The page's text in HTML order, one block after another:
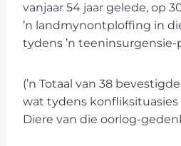
vanjaar 54 jaar gelede, op
’n landmynontploffing in
tydens ’n
(’n Totaal van 38
wat tydens konfliksituasies
Diere van die oorlog-